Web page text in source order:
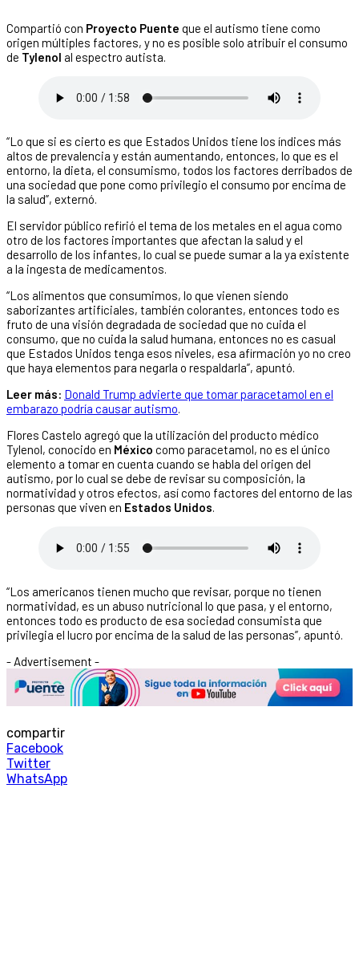
Compartió con Proyecto Puente que el autismo tiene como
origen múltiples factores, y no es posible solo atribuir el consumo
de Tylenol al espectro autista.
“Lo que si es cierto es que Estados Unidos tiene los índices más
altos de prevalencia y están aumentando, entonces, lo que es el
entorno, la dieta, el consumismo, todos los factores derribados de
una sociedad que pone como privilegio el consumo por encima de
la salud”, externó.
El servidor público refirió el tema de los metales en el agua como
otro de los factores importantes que afectan la salud y el
desarrollo de los infantes, lo cual se puede sumar a la ya existente
a la ingesta de medicamentos.
“Los alimentos que consumimos, lo que vienen siendo
saborizantes artificiales, también colorantes, entonces todo es
fruto de una visión degradada de sociedad que no cuida el
consumo, que no cuida la salud humana, entonces no es casual
que Estados Unidos tenga esos niveles, esa afirmación yo no creo
que haya elementos para negarla o respaldarla”, apuntó.
Leer más: Donald Trump advierte que tomar paracetamol en el
embarazo podría causar autismo.
Flores Castelo agregó que la utilización del producto médico
Tylenol, conocido en México como paracetamol, no es el único
elemento a tomar en cuenta cuando se habla del origen del
autismo, por lo cual se debe de revisar su composición, la
normatividad y otros efectos, así como factores del entorno de las
personas que viven en Estados Unidos.
“Los americanos tienen mucho que revisar, porque no tienen
normatividad, es un abuso nutricional lo que pasa, y el entorno,
entonces todo es producto de esa sociedad consumista que
privilegia el lucro por encima de la salud de las personas”, apuntó.
- Advertisement -
compartir
Facebook
Twitter
WhatsApp